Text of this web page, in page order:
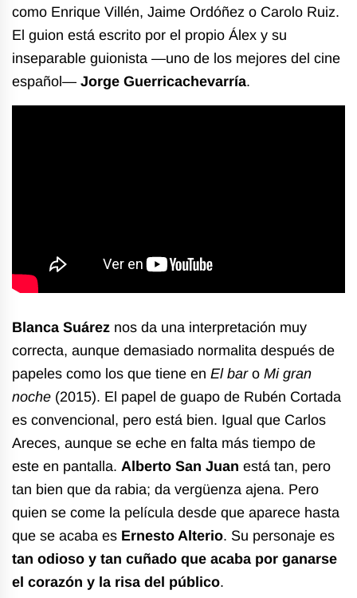
como Enrique Villén, Jaime Ordóñez o Carolo Ruiz.
El guion está escrito por el propio Álex y su
inseparable guionista —uno de los mejores del cine
español— Jorge Guerricachevarría.
Blanca Suárez nos da una interpretación muy
correcta, aunque demasiado normalita después de
papeles como los que tiene en El baro Mi gran
noche (2015). El papel de guapo de Rubén Cortada
es convencional, pero está bien. Igual que Carlos
Areces, aunque se eche en falta más tiempo de
este en pantalla. Alberto San Juan está tan, pero
tan bien que da rabia; da vergüenza ajena. Pero
quien se come la película desde que aparece hasta
que se acaba es Ernesto Alterio. Su personaje es
tan odioso y tan cuñado que acaba por ganarse
el corazón y la risa del público.